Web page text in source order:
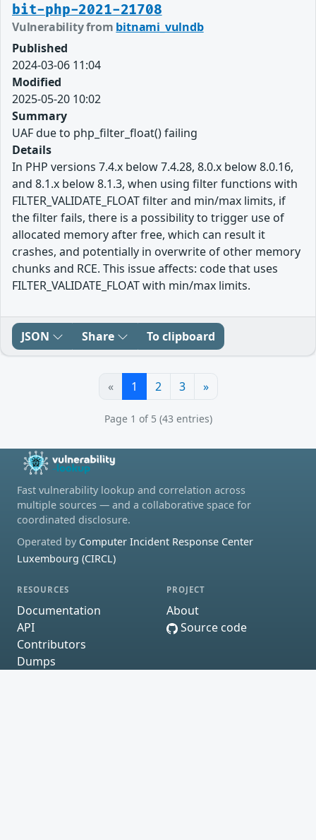
bit-php-2021-21708
Vulnerability from bitnami_vulndb
Published
2024-03-06 11:04
Modified
2025-05-20 10:02
Summary
UAF due to php_filter_float() failing
Details
In PHP versions 7.4.x below 7.4.28, 8.0.x below 8.0.16,
and 8.1.x below 8.1.3, when using filter functions with
FILTER_VALIDATE_FLOAT filter and min/max limits, if
the filter fails, there is a possibility to trigger use of
allocated memory after free, which can result it
crashes, and potentially in overwrite of other memory
chunks and RCE. This issue affects: code that uses
FILTER_VALIDATE_FLOAT with min/max limits.
JSON Share To clipboard
« 1 2 3 »
Page 1 of 5 (43 entries)
Fast vulnerability lookup and correlation across
multiple sources — and a collaborative space for
coordinated disclosure.
Operated by Computer Incident Response Center
Luxembourg (CIRCL)
RESOURCES
Documentation
API
Contributors
Dumps
PROJECT
About
Source code